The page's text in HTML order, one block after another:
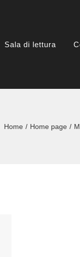
Sala di lettura
Home Home page